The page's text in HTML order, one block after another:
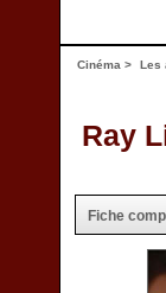
Cinéma > Les
Ray
Fiche